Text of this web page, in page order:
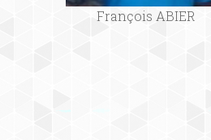
François ABIER